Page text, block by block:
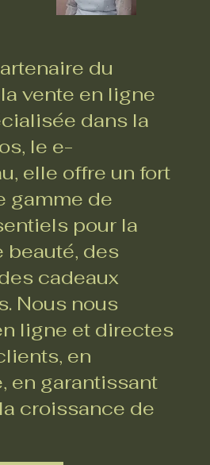
du
vente en ligne
dans la
le e-
elle offre un fort
gamme de
pour la
beauté, des
cadeaux
Nous nous
ligne et directes
en
en garantissant
croissance de